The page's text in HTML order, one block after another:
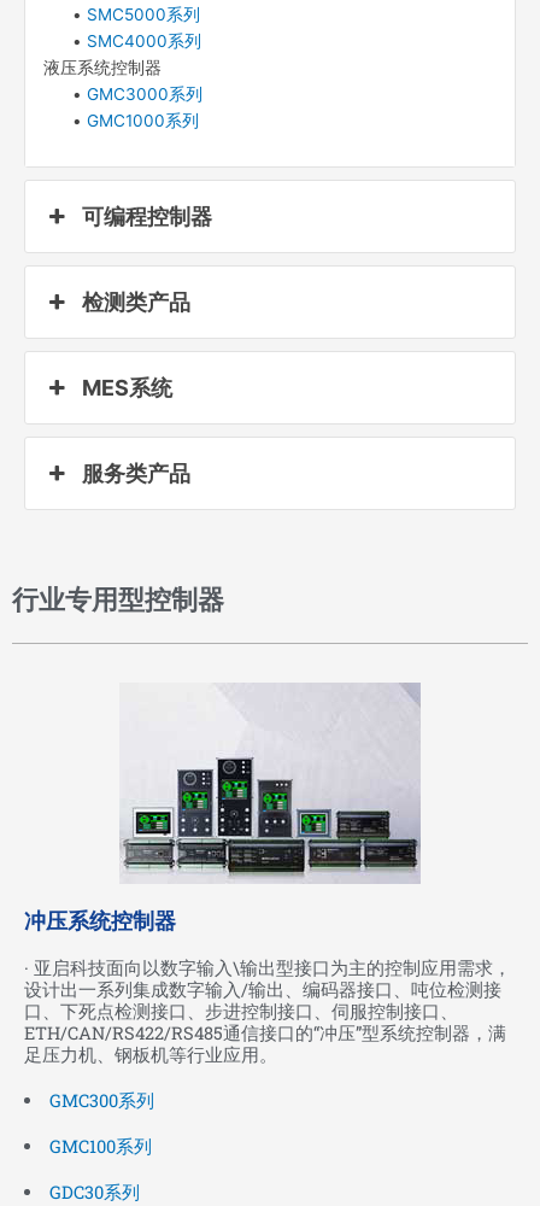
• SMC5000系列
• SMC4000系列
液压系统控制器
• GMC3000系列
• GMC1000系列
可编程控制器
检测类产品
MES系统
服务类产品
行业专用型控制器
冲压系统控制器
· 亚启科技面向以数字输入\输出型接口为主的控制应用需求，
设计出一系列集成数字输入/输出、编码器接口、吨位检测接
口、下死点检测接口、步进控制接口、伺服控制接口、
ETH/CAN/RS422/RS485通信接口的“冲压”型系统控制器，满
足压力机、钢板机等行业应用。
GMC300系列
GMC100系列
GDC30系列